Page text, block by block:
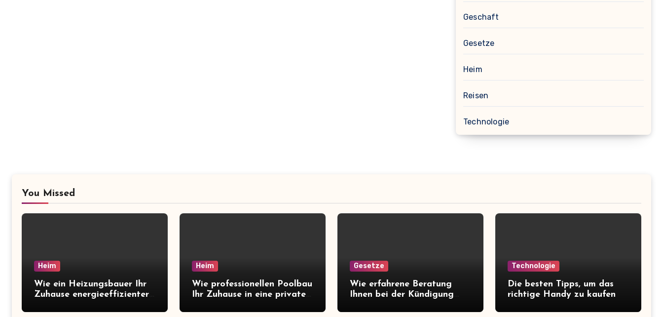
Geschaft
Gesetze
Heim
Reisen
Technologie
You Missed
Heim
Wie ein Heizungsbauer Ihr
Zuhause energieeffizienter
Heim
Wie professionellen Poolbau
Ihr Zuhause in eine private
Gesetze
Wie erfahrene Beratung
Ihnen bei der Kündigung
Technologie
Die besten Tipps, um das
richtige Handy zu kaufen